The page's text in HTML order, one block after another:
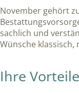
November gehört
sachlich und
Wünsche
Ihre